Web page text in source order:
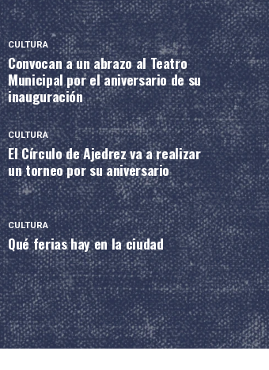
CULTURA
Convocan a un abrazo al Teatro
Municipal por el aniversario de su
inauguración
CULTURA
El Círculo de Ajedrez va a realizar
un torneo por su aniversario
CULTURA
Qué ferias hay en la ciudad